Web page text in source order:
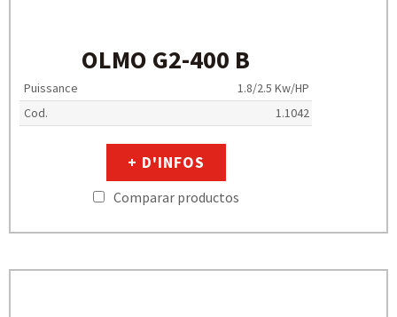
OLMO G2-400 B
Puissance
1.8/2.5 Kw/HP
Cod.
1.1042
+ D'INFOS
Comparar productos